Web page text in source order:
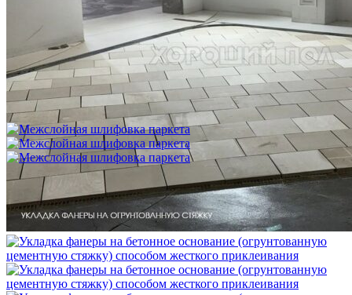
Укладка фанеры на бетонное основание (огрунтованную
цементную стяжку) способом жесткого приклеивания
750 ₽